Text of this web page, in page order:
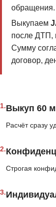
обращения.
Выкупаем
после ДТП,
Сумму
договор,
1.Выкуп 60
Расчёт сразу
2.
Строгая
3.